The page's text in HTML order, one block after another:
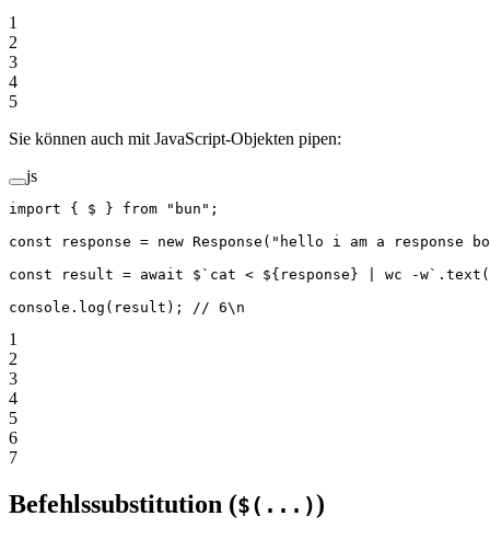
1
2
3
4
5
Sie können auch mit JavaScript-Objekten pipen:
js
import { $ } from "bun" ;
const response = new Response ( "hello i am a response
const result = await $ `cat < ${ response } | wc -w` . text
console. log (result); // 6\n
1
2
3
4
5
6
7
Befehlssubstitution ($(...))